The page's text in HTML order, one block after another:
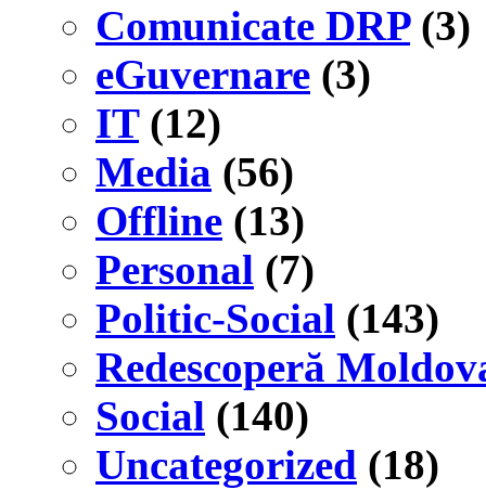
Comunicate DRP(3)
eGuvernare (3)
IT(12)
Media (56)
Offline (13)
Personal (7)
Politic-Social (143)
Redescoperă
Social (140)
Uncategorized (18)